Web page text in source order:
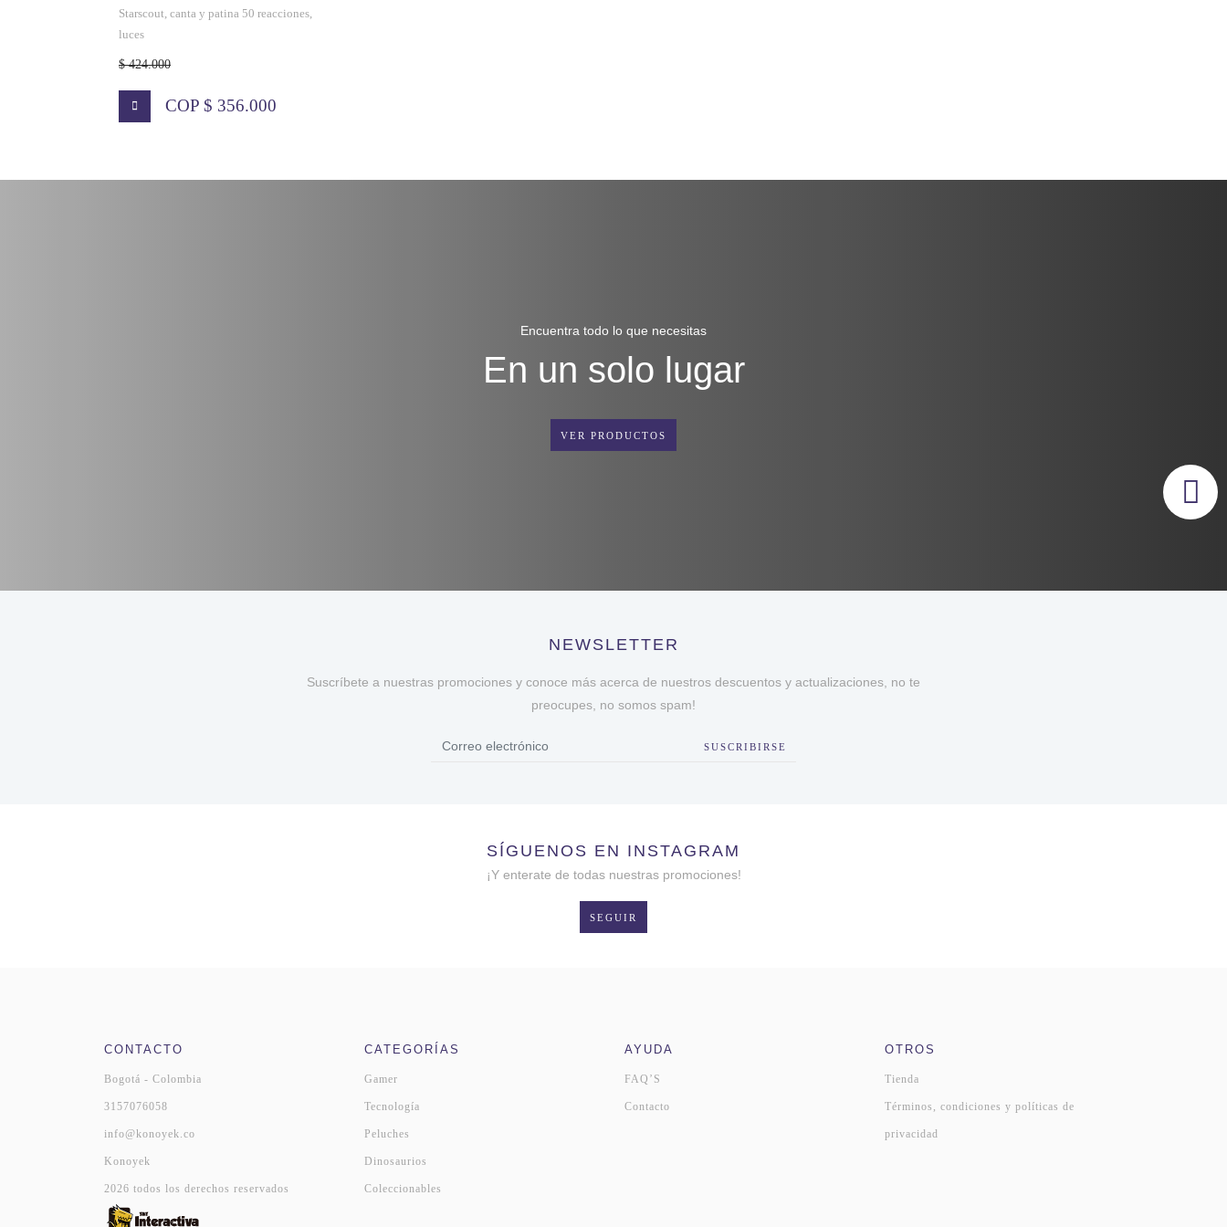
Starscout, canta y patina 50 reacciones,
luces
$ 424.000
COP $ 356.000
Encuentra todo lo que necesitas
En un solo lugar
VER PRODUCTOS
NEWSLETTER
Suscríbete a nuestras promociones y conoce más acerca de nuestros descuentos y actualizaciones, no te
preocupes, no somos spam!
SUSCRIBIRSE
SÍGUENOS EN INSTAGRAM
¡Y enterate de todas nuestras promociones!
SEGUIR
CONTACTO
Bogotá - Colombia
3157076058
info@konoyek.co
Konoyek
2026 todos los derechos reservados
CATEGORÍAS
Gamer
Tecnología
Peluches
Dinosaurios
Coleccionables
AYUDA
FAQ’S
Contacto
OTROS
Tienda
Términos, condiciones y políticas de
privacidad